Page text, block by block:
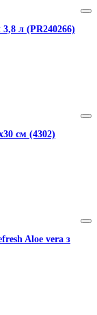
л (PR240266)
см (4302)
Aloe vera з